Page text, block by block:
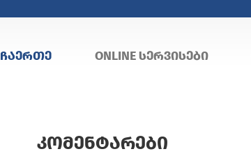
ᲩᲐᲔᲠᲗᲔ ONLINE ᲡᲔᲠᲕᲘᲡᲔᲑᲘ
ᲙᲝᲛᲔᲜᲢᲐᲠᲔᲑᲘ